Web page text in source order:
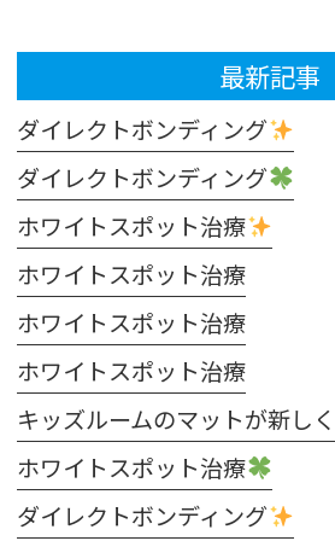
最新記事
ダイレクトボンディング
ダイレクトボンディング
ホワイトスポット治療
ホワイトスポット治療
ホワイトスポット治療
ホワイトスポット治療
キッズルームのマットが新し
ホワイトスポット治療
ダイレクトボンディング